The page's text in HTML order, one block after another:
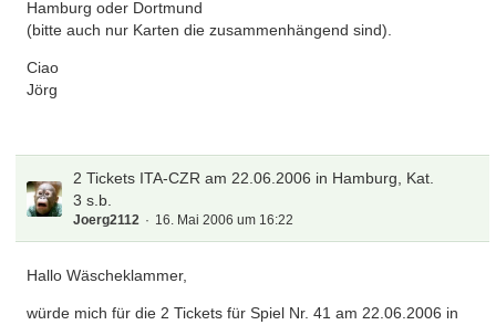
Hamburg oder Dortmund
(bitte auch nur Karten die zusammenhängend sind).
Ciao
Jörg
2 Tickets ITA-CZR am 22.06.2006 in Hamburg, Kat.
3 s.b.
Joerg2112 16. Mai 2006 um 16:22
Hallo Wäscheklammer,
würde mich für die 2 Tickets für Spiel Nr. 41 am 22.06.2006 in